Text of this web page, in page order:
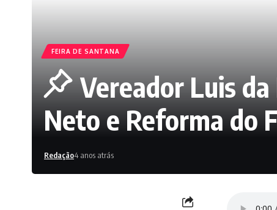
FEIRA DE SANTANA
Vereador Luis
Neto e Reforma do
Redação4 anos atrás